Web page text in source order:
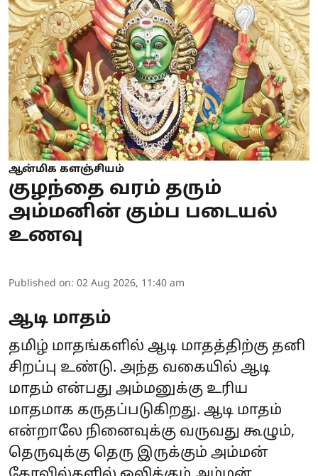
ஆன்மிக களஞ்சியம்
குழந்தை வரம் தரும்
அம்மனின் கும்ப படையல்
உணவு
Published on: 02 Aug 2026, 11:40 am
ஆடி மாதம்
தமிழ் மாதங்களில் ஆடி மாதத்திற்கு தனி
சிறப்பு உண்டு. அந்த வகையில் ஆடி
மாதம் என்பது அம்மனுக்கு உரிய
மாதமாக கருதப்படுகிறது. ஆடி மாதம்
என்றாலே நினைவுக்கு வருவது கூழும்,
தெருவுக்கு தெரு இருக்கும் அம்மன்